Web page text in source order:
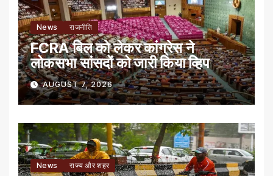
News राजनीति
FCRA बिल को लेकर कांग्रेस ने
लोकसभा सांसदों को जारी किया व्हिप
AUGUST 7, 2026
News राज्य और शहर